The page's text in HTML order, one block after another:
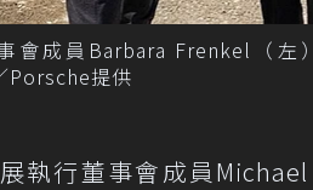
會成員Barbara Frenkel（
Porsche提供
執行董事會成員